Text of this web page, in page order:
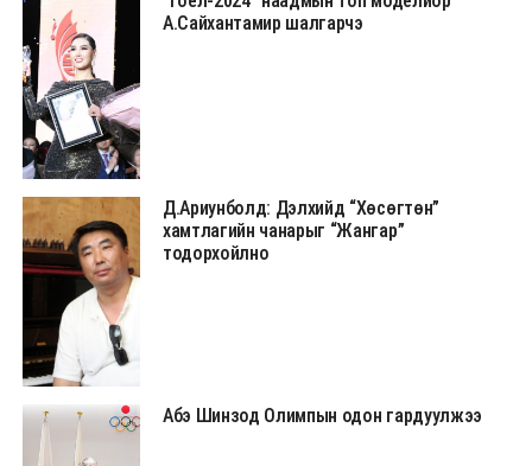
А.Сайхантамир шалгарчэ
Д.Ариунболд: Дэлхийд “Хөсөгтөн”
хамтлагийн чанарыг “Жангар”
тодорхойлно
Абэ Шинзод Олимпын одон гардуулжээ